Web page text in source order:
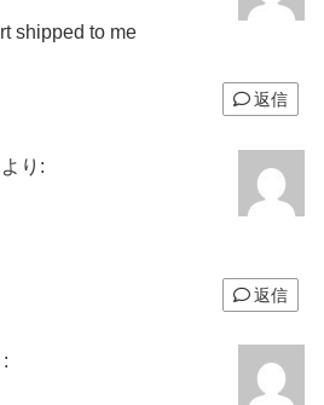
shipped to me
返信
より:
返信